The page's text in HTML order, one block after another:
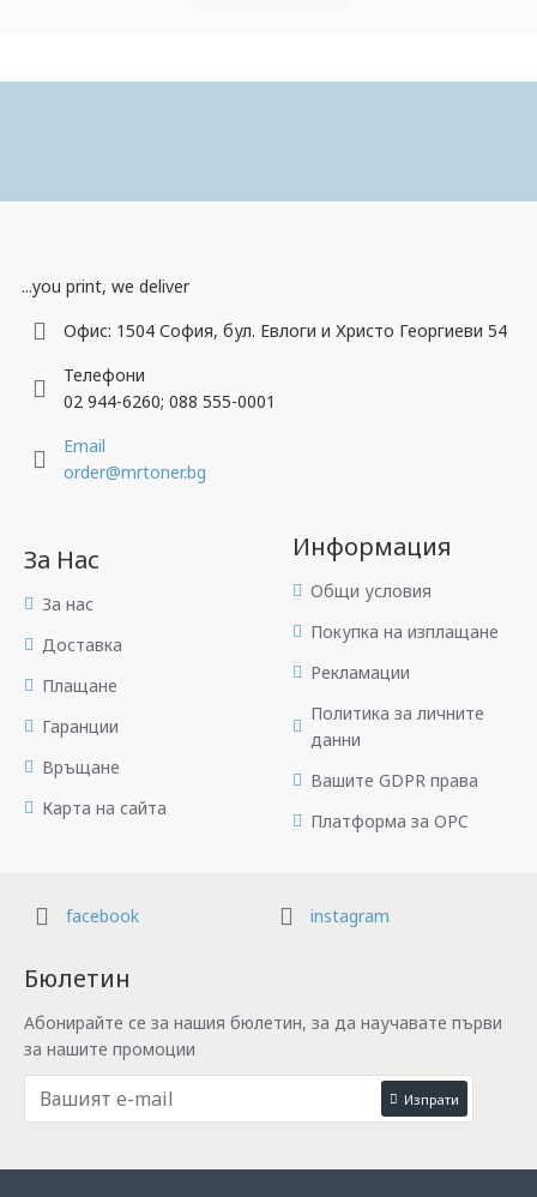
...you print, we deliver
Офис: 1504 София, бул. Евлоги и Христо Георгиеви 54
Телефони
02 944-6260; 088 555-0001
Email
order@mrtoner.bg
За Нас
За нас
Доставка
Плащане
Гаранции
Връщане
Карта на сайта
Информация
Общи условия
Покупка на изплащане
Рекламации
Политика за личните
данни
Вашите GDPR права
Платформа за OPC
facebook instagram
Бюлетин
Абонирайте се за нашия бюлетин, за да научавате първи
за нашите промоции
Изпрати